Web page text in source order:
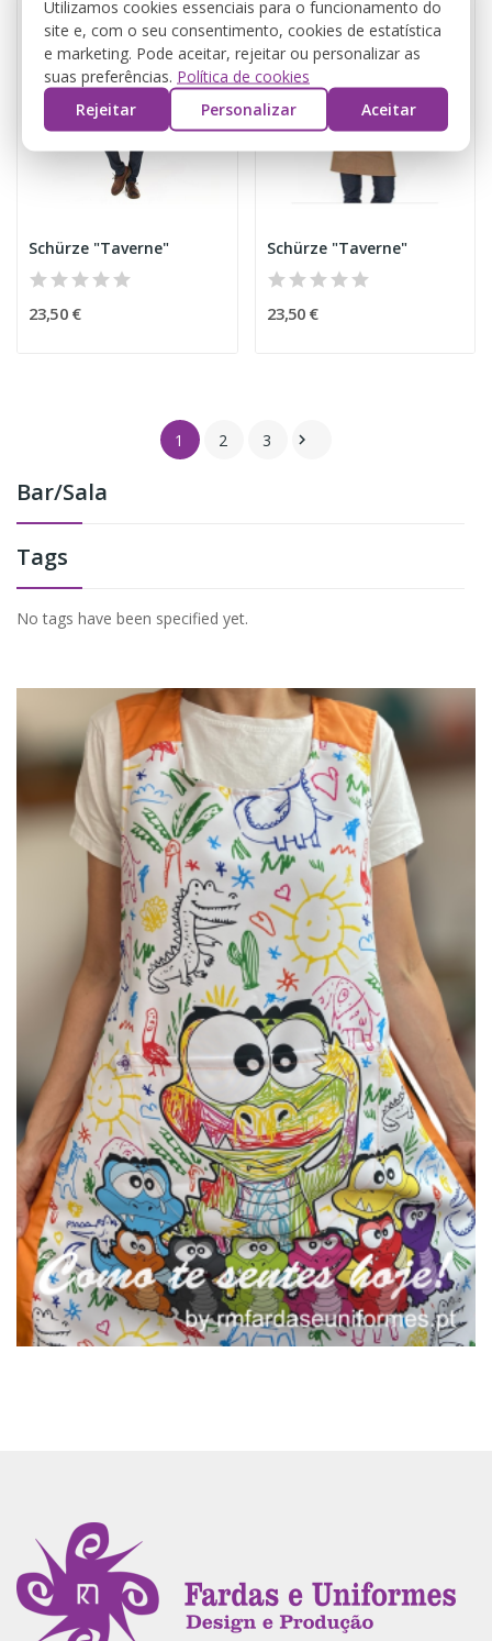
Bar/Sala
Tags
No tags have been specified yet.
Schürze "Taverne"
23,50 €
Schürze "Taverne"
23,50 €
1 2 3 
Utilizamos cookies essenciais para o funcionamento do
site e, com o seu consentimento, cookies de estatística
e marketing. Pode aceitar, rejeitar ou personalizar as
suas preferências. Política de cookies
Rejeitar
Personalizar Aceitar